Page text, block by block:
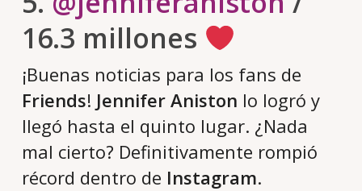
16.3 millones
¡Buenas noticias para los fans de
Friends! Jennifer Aniston lo logró y
llegó hasta el quinto lugar. ¿Nada
mal cierto? Definitivamente rompió
récord dentro de Instagram.